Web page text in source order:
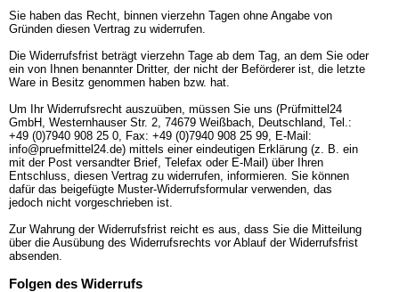
Sie haben das Recht, binnen vierzehn Tagen ohne Angabe von
Gründen diesen Vertrag zu widerrufen.
Die Widerrufsfrist beträgt vierzehn Tage ab dem Tag, an dem Sie oder
ein von Ihnen benannter Dritter, der nicht der Beförderer ist, die letzte
Ware in Besitz genommen haben bzw. hat.
Um Ihr Widerrufsrecht auszuüben, müssen Sie uns (Prüfmittel24
GmbH, Westernhauser Str. 2, 74679 Weißbach, Deutschland, Tel.:
+49 (0)7940 908 25 0, Fax: +49 (0)7940 908 25 99, E-Mail:
info@pruefmittel24.de) mittels einer eindeutigen Erklärung (z. B. ein
mit der Post versandter Brief, Telefax oder E-Mail) über Ihren
Entschluss, diesen Vertrag zu widerrufen, informieren. Sie können
dafür das beigefügte Muster-Widerrufsformular verwenden, das
jedoch nicht vorgeschrieben ist.
Zur Wahrung der Widerrufsfrist reicht es aus, dass Sie die Mitteilung
über die Ausübung des Widerrufsrechts vor Ablauf der Widerrufsfrist
absenden.
Folgen des Widerrufs